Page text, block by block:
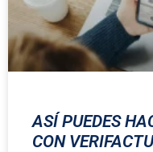
ASÍ PUEDES
CON